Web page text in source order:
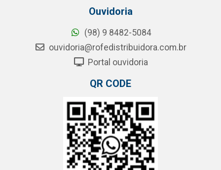
Ouvidoria
(98) 9 8482-5084
ouvidoria@rofedistribuidora.com.br
Portal ouvidoria
QR CODE